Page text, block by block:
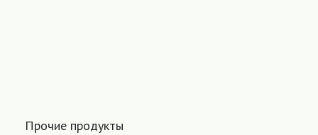
Прочие продукты